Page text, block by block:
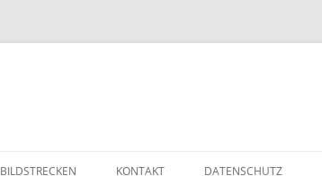
BILDSTRECKEN KONTAKT DATENSCHUTZ